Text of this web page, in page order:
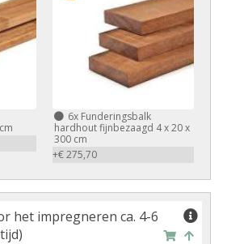
6xFunderingsbalk
hardhout fijnbezaagd 4 x 20 x
300 cm
+€ 275,70
het impregneren ca. 4-6